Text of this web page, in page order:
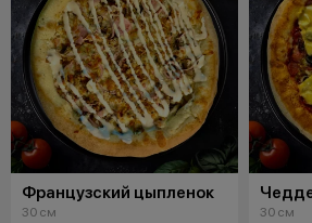
Французский цыпленок
30 см
30 см